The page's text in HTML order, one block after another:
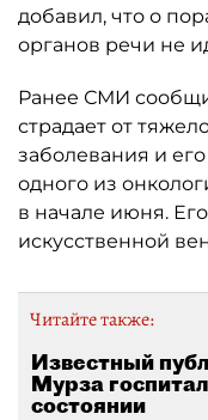
добавил, что о
органов речи не
Ранее СМИ
страдает от
заболевания и
одного из
в начале июня.
искусственной
Читайте также:
Известный
Мурза
состоянии